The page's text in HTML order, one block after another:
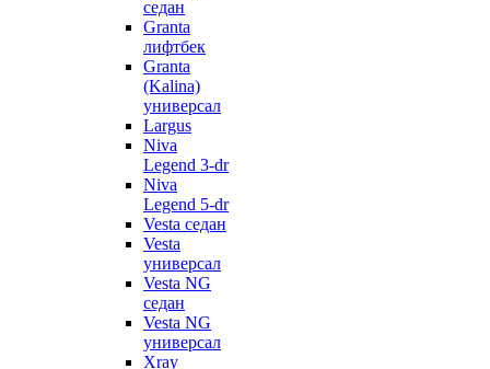
седан
Granta
лифтбек
Granta
(Kalina)
универсал
Largus
Niva
Legend 3-dr
Niva
Legend 5-dr
Vesta седан
Vesta
универсал
Vesta NG
седан
Vesta NG
универсал
Xray